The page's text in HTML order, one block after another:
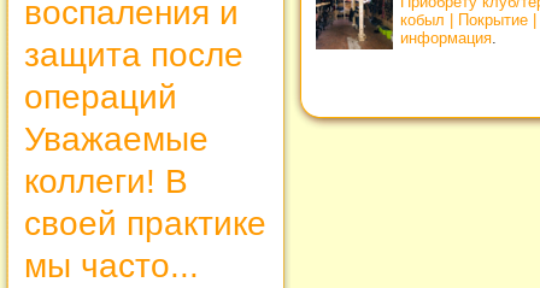
воспаления и
защита после
операций
Уважаемые
коллеги! В
своей практике
мы часто...
кобыл | Покрытие
информация